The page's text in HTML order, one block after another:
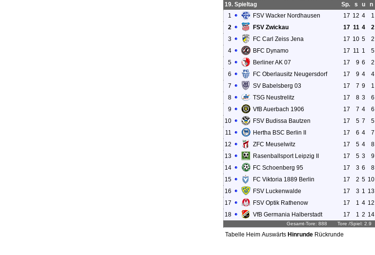
Tabelle Heim Auswärts Hinrunde Rückrunde
19. Spieltag Sp. s u n
1
FSV Wacker Nordhausen 17 12 4 1
2
FSV Zwickau 17 11 4 2
3
FC Carl Zeiss Jena 17 10 5 2
4
BFC Dynamo 17 11 1 5
5
Berliner AK 07 17 9 6 2
6
FC Oberlausitz Neugersdorf 17 9 4 4
7
SV Babelsberg 03 17 7 9 1
8
TSG Neustrelitz 17 8 3 6
9
VfB Auerbach 1906 17 7 4 6
10
FSV Budissa Bautzen 17 5 7 5
11
Hertha BSC Berlin II 17 6 4 7
12
ZFC Meuselwitz 17 5 4 8
13
Rasenballsport Leipzig II 17 5 3 9
14
FC Schoenberg 95 17 3 6 8
15
FC Viktoria 1889 Berlin 17 2 5 10
16
FSV Luckenwalde 17 3 1 13
17
FSV Optik Rathenow 17 1 4 12
18
VfB Germania Halberstadt 17 1 2 14
Gesamt-Tore: 888 Tore /Spiel: 2.9